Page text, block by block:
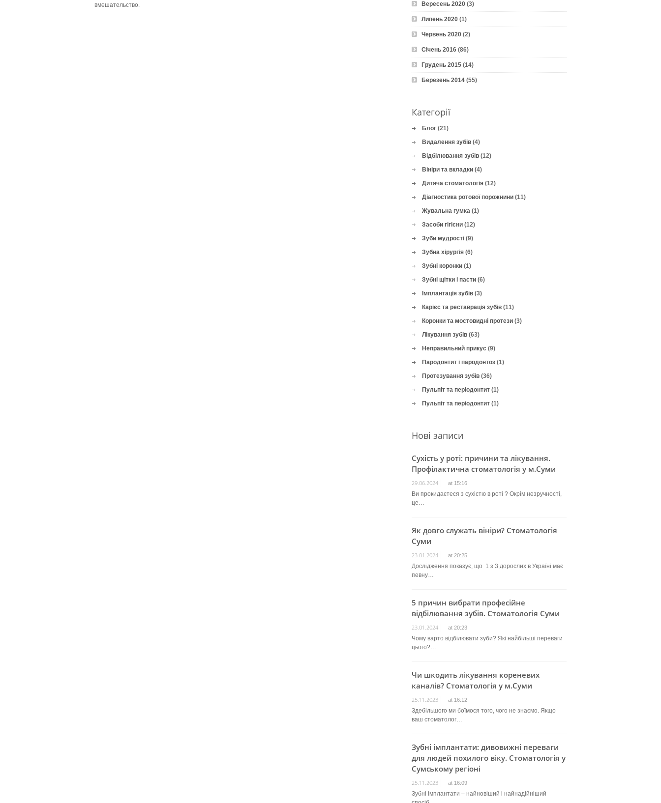
вмешательство.
Вересень 2020 (3)
Липень 2020 (1)
Червень 2020 (2)
Січень 2016 (86)
Грудень 2015 (14)
Березень 2014 (55)
Категорії
Блог (21)
Видалення зубів (4)
Відбілювання зубів (12)
Вініри та вкладки (4)
Дитяча стоматологія (12)
Діагностика ротової порожнини (11)
Жувальна гумка (1)
Засоби гігієни (12)
Зуби мудрості (9)
Зубна хірургія (6)
Зубні коронки (1)
Зубні щітки і пасти (6)
Імплантація зубів (3)
Карієс та реставрація зубів (11)
Коронки та мостовидні протези (3)
Лікування зубів (63)
Неправильний прикус (9)
Пародонтит і пародонтоз (1)
Протезування зубів (36)
Пульпіт та періодонтит (1)
Пульпіт та періодонтит (1)
Нові записи
Сухість у роті: причини та лікування.
Профілактична стоматологія у м.Суми
29.06.2024 at 15:16
Ви прокидаєтеся з сухістю в роті ? Окрім незручності,
це…
Як довго служать вініри? Стоматологія
Суми
23.01.2024 at 20:25
Дослідження показує, що 1 з 3 дорослих в Україні має
певну…
5 причин вибрати професійне
відбілювання зубів. Стоматологія Суми
23.01.2024 at 20:23
Чому варто відбілювати зуби? Які найбільші переваги
цього?…
Чи шкодить лікування кореневих
каналів? Стоматологія у м.Суми
25.11.2023 at 16:12
Здебільшого ми боїмося того, чого не знаємо. Якщо
ваш стоматолог…
Зубні імплантати: дивовижні переваги
для людей похилого віку. Стоматологія у
Сумському регіоні
25.11.2023 at 16:09
Зубні імплантати – найновіший і найнадійніший